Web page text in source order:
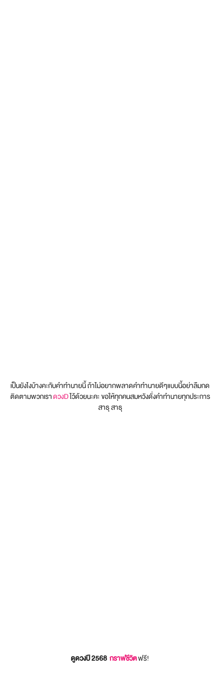
เป็นยังไงบ้างคะกับคำทำนายนี้ ถ้าไม่อยากพลาดคำทำนายดีๆแบบนี้อย่าลืมกด
ติดตามพวกเราดวงDไว้ด้วยนะคะ ขอให้ทุกคนสมหวังดั่งคำทำนายทุกประการ
สาธุ สาธุ
ดูดวงปี 2568 กราฟชีวิตฟรี!